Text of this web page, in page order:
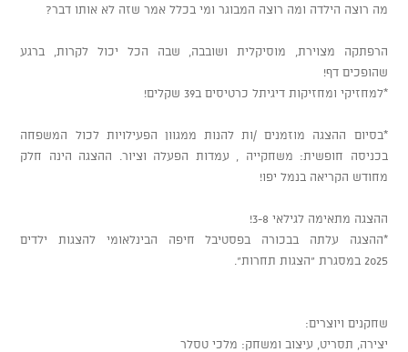
מה רוצה הילדה ומה רוצה המבוגר ומי בכלל אמר שזה לא אותו דבר?
הרפתקה מצוירת, מוסיקלית ושובבה, שבה הכל יכול לקרות, ברגע
שהופכים דף!
*למחזיקי ומחזיקות דיגיתל כרטיסים ב39 שקלים!
*בסיום ההצגה מוזמנים /ות להנות ממגוון הפעילויות לכול המשפחה
בכניסה חופשית: משחקייה , עמדות הפעלה וציור. ההצגה הינה חלק
מחודש הקריאה בנמל יפו!
ההצגה מתאימה לגילאי 3-8!
*ההצגה עלתה בבכורה בפסטיבל חיפה הבינלאומי להצגות ילדים
2025 במסגרת "הצגות תחרות".
שחקנים ויוצרים:
יצירה, תסריט, עיצוב ומשחק: מלכי טסלר